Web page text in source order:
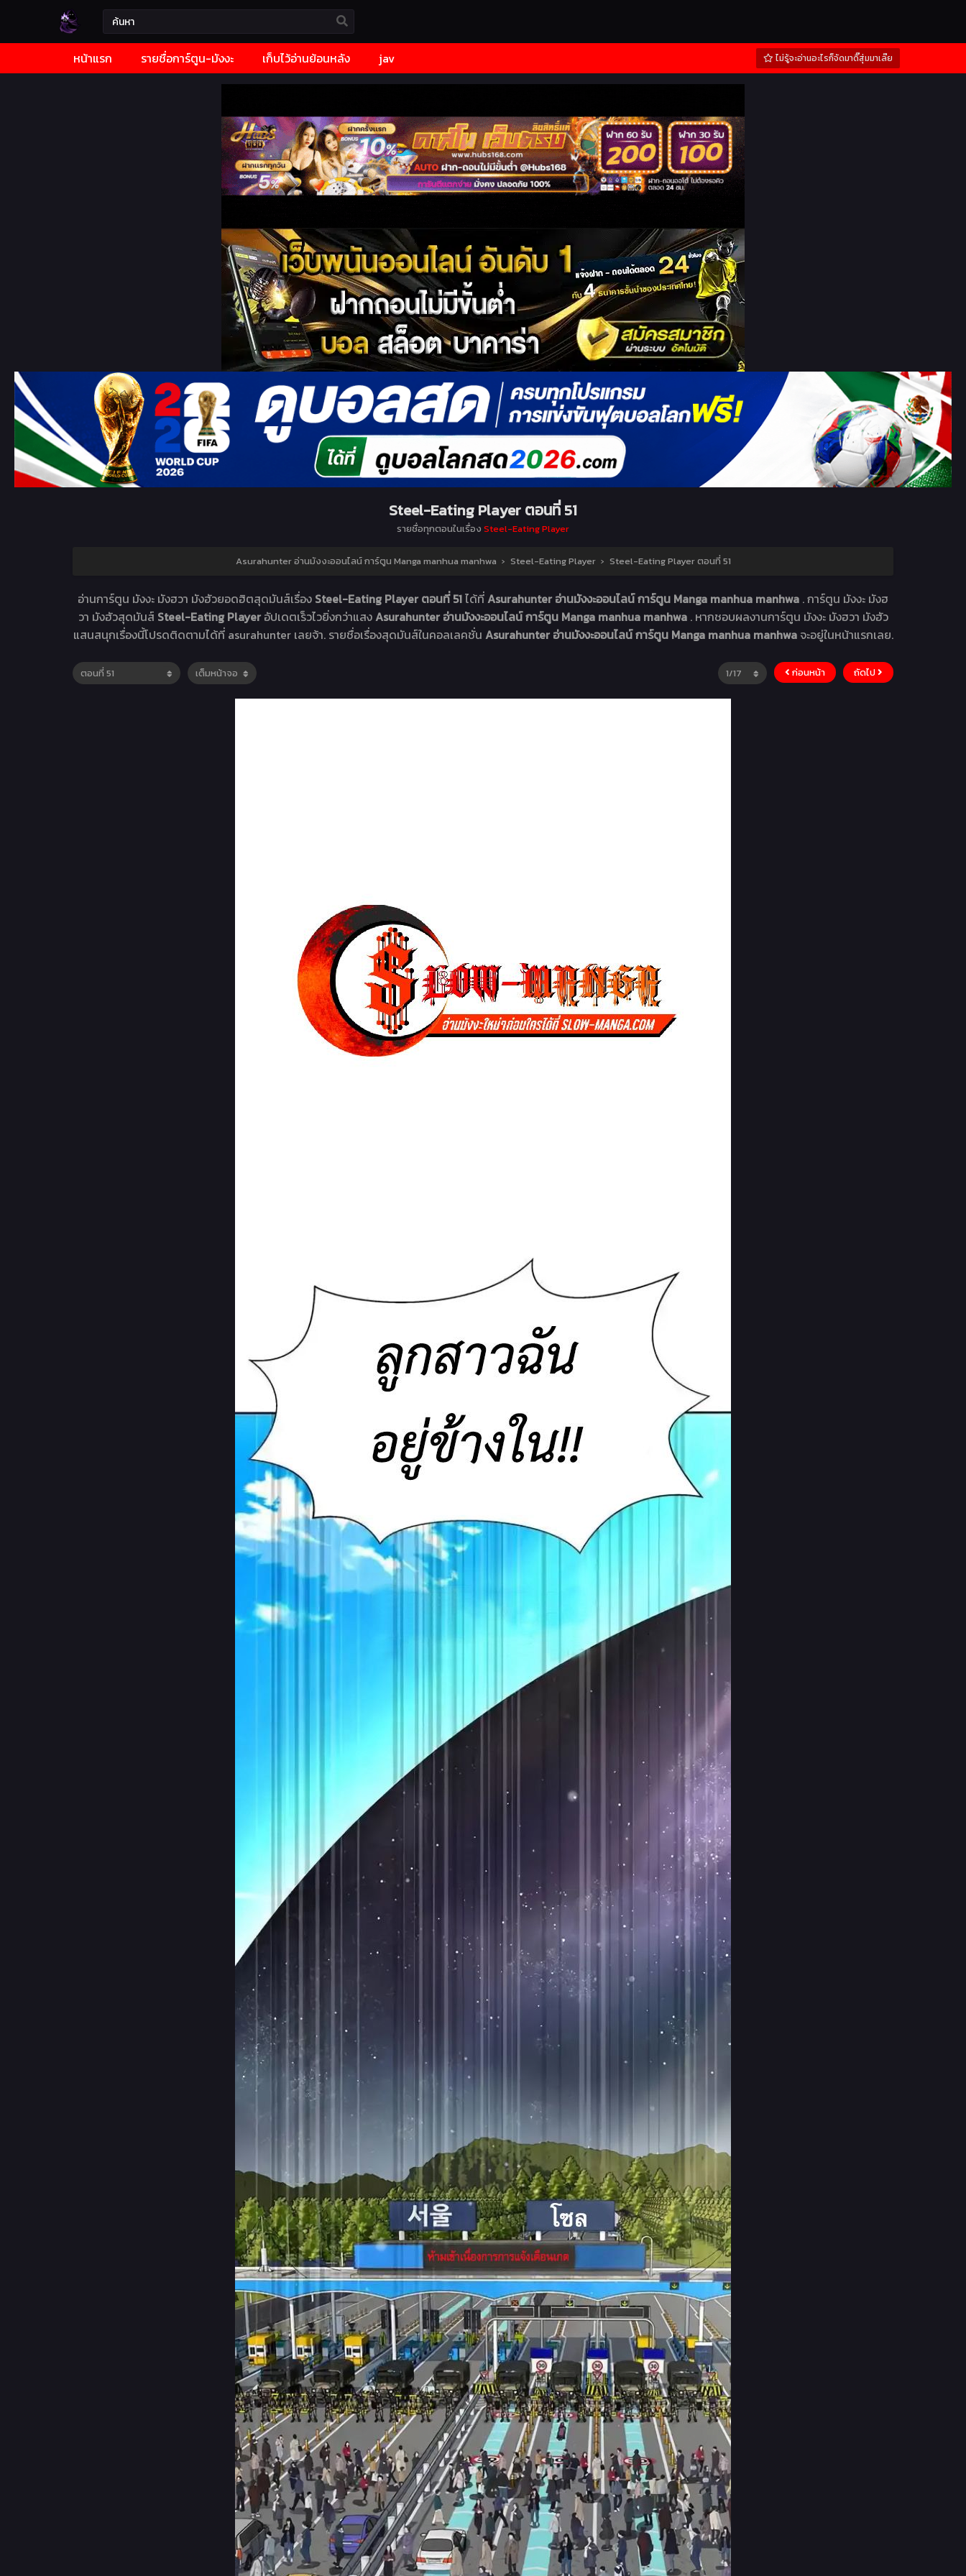
หน้าแรก รายชื่อการ์ตูน-มังงะ เก็บไว้อ่านย้อนหลัง jav ไม่รู้จะอ่านอะไรก็จัดมาดิ๊สุ่มมาเล๊ย
Steel-Eating Player ตอนที่ 51
รายชื่อทุกตอนในเรื่อง Steel-Eating Player
Asurahunter อ่านมังงะออนไลน์ การ์ตูน Manga manhua manhwa › Steel-Eating Player › Steel-Eating Player ตอนที่ 51
อ่านการ์ตูน มังงะ มังฮวา มังฮัวยอดฮิตสุดมันส์เรื่อง Steel-Eating Player ตอนที่ 51ได้ที่Asurahunter อ่านมังงะออนไลน์ การ์ตูน Manga manhua manhwa . การ์ตูน มังงะ มังฮ
วา มังฮัวสุดมันส์ Steel-Eating Player อัปเดตเร็วไวยิ่งกว่าแสงAsurahunter อ่านมังงะออนไลน์ การ์ตูน Manga manhua manhwa . หากชอบผลงานการ์ตูน มังงะ มังฮวา มังฮัว
แสนสนุกเรื่องนี้โปรดติดตามได้ที่ asurahunter เลยจ้า. รายชื่อเรื่องสุดมันส์ในคอลเลคชั่น Asurahunter อ่านมังงะออนไลน์ การ์ตูน Manga manhua manhwa จะอยู่ในหน้าแรกเลย.
ก่อนหน้า ถัดไป